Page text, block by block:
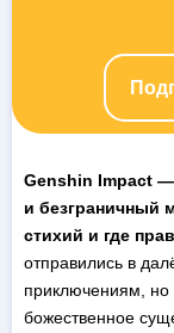
Genshin Impact
и безграничный
стихий и где
отправились в
приключениям, но
божественное